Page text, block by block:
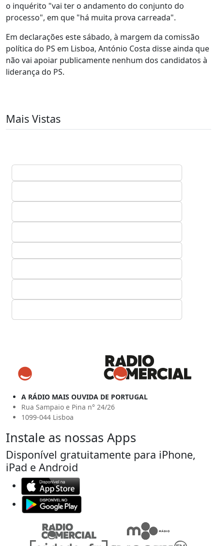
o inquérito "vai ter o andamento do conjunto do
processo", em que "há muita prova carreada".
Em declarações este sábado, à margem da comissão
política do PS em Lisboa, António Costa disse ainda que
não vai apoiar publicamente nenhum dos candidatos à
liderança do PS.
Mais Vistas
A RÁDIO MAIS OUVIDA DE PORTUGAL
Rua Sampaio e Pina n° 24/26
1099-044 Lisboa
Instale as nossas Apps
Disponível gratuitamente para iPhone,
iPad e Android